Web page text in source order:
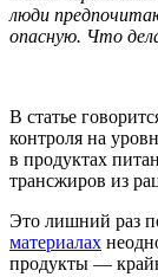
люди
опасную. Что
В статье
контроля на
в продуктах
трансжиров из
Это лишний раз
материалах
продукты —